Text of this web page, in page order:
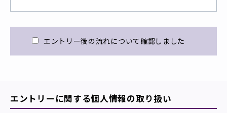
エントリー後の流れについて確認しました
エントリーに関する個人情報の取り扱い